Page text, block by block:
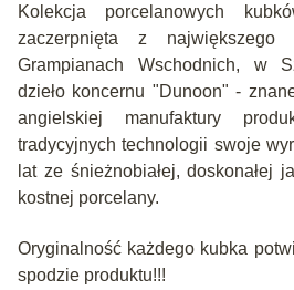
Kolekcja porcelanowych
zaczerpnięta z
Grampianach Wschodnich, w
dzieło koncernu "Dunoon" -
angielskiej manufaktury
tradycyjnych technologii swoje
lat ze śnieżnobiałej, doskonałej
kostnej porcelany.
Oryginalność każdego kubka
spodzie produktu!!!